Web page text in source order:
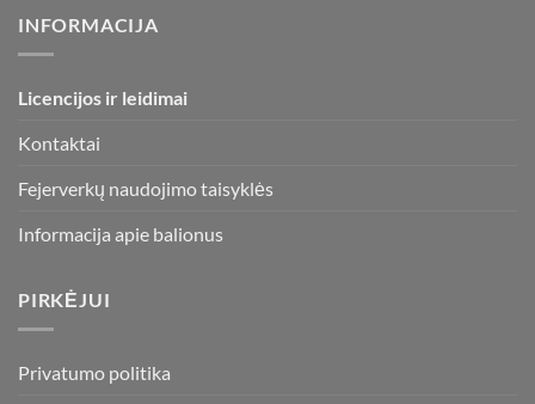
INFORMACIJA
Licencijos ir leidimai
Kontaktai
Fejerverkų naudojimo taisyklės
Informacija apie balionus
PIRKĖJUI
Privatumo politika